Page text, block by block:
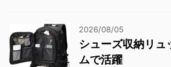
2026/08/05
シューズ収納リュ
ムで活躍